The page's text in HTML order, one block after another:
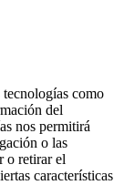
como
del
nos permitirá
o las
o retirar el
características